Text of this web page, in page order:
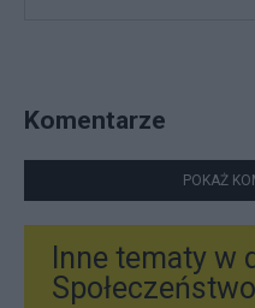
Komentarze
POKAŻ
Inne tematy w
Społeczeństwo